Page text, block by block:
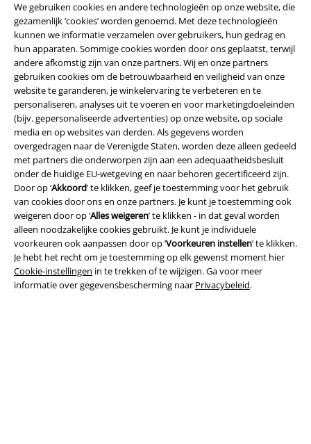
We gebruiken cookies en andere technologieën op onze website, die
gezamenlijk ‘cookies’ worden genoemd. Met deze technologieën
kunnen we informatie verzamelen over gebruikers, hun gedrag en
hun apparaten. Sommige cookies worden door ons geplaatst, terwijl
andere afkomstig zijn van onze partners. Wij en onze partners
gebruiken cookies om de betrouwbaarheid en veiligheid van onze
website te garanderen, je winkelervaring te verbeteren en te
personaliseren, analyses uit te voeren en voor marketingdoeleinden
(bijv. gepersonaliseerde advertenties) op onze website, op sociale
media en op websites van derden. Als gegevens worden
overgedragen naar de Verenigde Staten, worden deze alleen gedeeld
met partners die onderworpen zijn aan een adequaatheidsbesluit
onder de huidige EU-wetgeving en naar behoren gecertificeerd zijn.
Door op ‘Akkoord’ te klikken, geef je toestemming voor het gebruik
van cookies door ons en onze partners. Je kunt je toestemming ook
weigeren door op ‘Alles weigeren’ te klikken - in dat geval worden
alleen noodzakelijke cookies gebruikt. Je kunt je individuele
voorkeuren ook aanpassen door op ‘Voorkeuren instellen’ te klikken.
Je hebt het recht om je toestemming op elk gewenst moment hier
Cookie-instellingen in te trekken of te wijzigen. Ga voor meer
informatie over gegevensbescherming naar Privacybeleid.